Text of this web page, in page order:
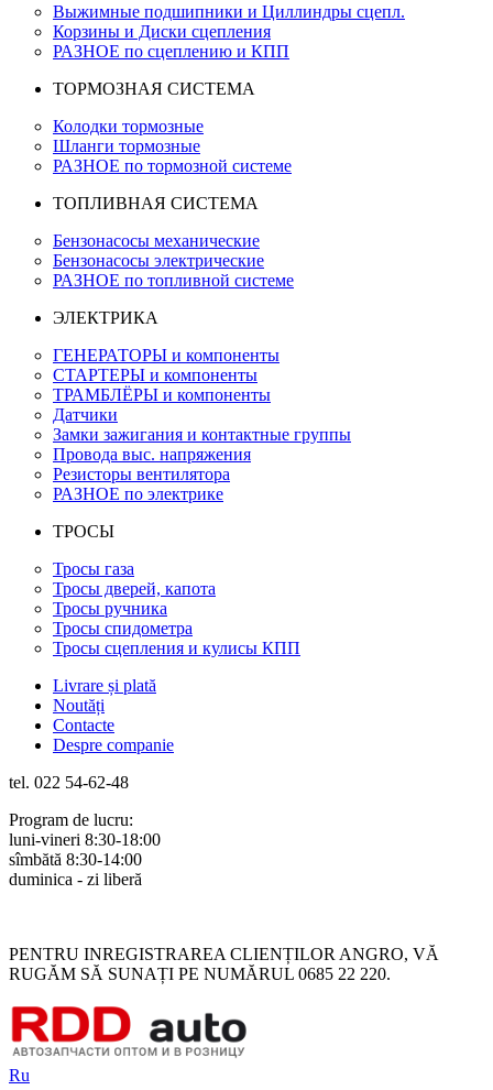
Выжимные подшипники и Циллиндры сцепл.
Корзины и Диски сцепления
РАЗНОЕ по сцеплению и КПП
ТОРМОЗНАЯ СИСТЕМА
Колодки тормозные
Шланги тормозные
РАЗНОЕ по тормозной системе
ТОПЛИВНАЯ СИСТЕМА
Бензонасосы механические
Бензонасосы электрические
РАЗНОЕ по топливной системе
ЭЛЕКТРИКА
ГЕНЕРАТОРЫ и компоненты
СТАРТЕРЫ и компоненты
ТРАМБЛЁРЫ и компоненты
Датчики
Замки зажигания и контактные группы
Провода выс. напряжения
Резисторы вентилятора
РАЗНОЕ по электрике
ТРОСЫ
Тросы газа
Тросы дверей, капота
Тросы ручника
Тросы спидометра
Тросы сцепления и кулисы КПП
Livrare și plată
Noutăți
Contacte
Despre companie
tel. 022 54-62-48
Program de lucru:
luni-vineri 8:30-18:00
sîmbătă 8:30-14:00
duminica - zi liberă
PENTRU INREGISTRAREA CLIENȚILOR ANGRO, VĂ
RUGĂM SĂ SUNAȚI PE NUMĂRUL 0685 22 220.
Ru